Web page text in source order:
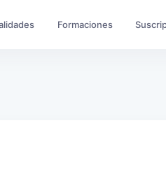
Formaciones